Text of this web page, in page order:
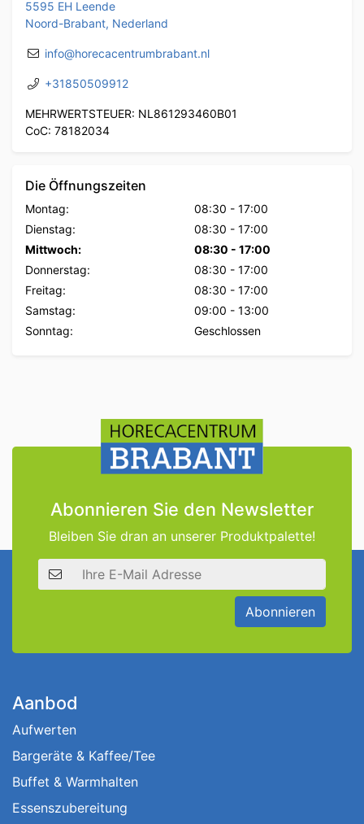
5595 EH Leende
Noord-Brabant, Nederland
info@horecacentrumbrabant.nl
+31850509912
MEHRWERTSTEUER: NL861293460B01
CoC: 78182034
Die Öffnungszeiten
Montag: 08:30 - 17:00
Dienstag:
08:30 - 17:00
Mittwoch:
08:30 - 17:00
Donnerstag:
08:30 - 17:00
Freitag:
08:30 - 17:00
Samstag:
09:00 - 13:00
Sonntag:
Geschlossen
Abonnieren Sie den Newsletter
Bleiben Sie dran an unserer Produktpalette!
E-Mail Adresse
Abonnieren
Aanbod
Aufwerten
Bargeräte & Kaffee/Tee
Buffet & Warmhalten
Essenszubereitung